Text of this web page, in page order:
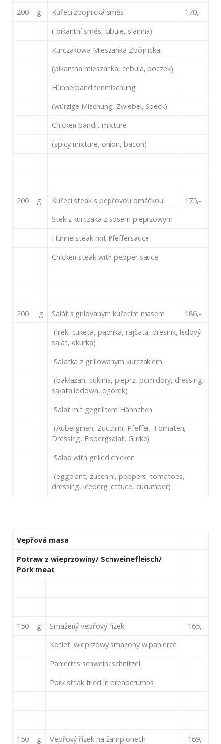
200 g Kuřecí zbojnická směs
170,-
( pikantní směs, cibule, slanina)
Kurczakowa Mieszanka Zbójnicka
(pikantna mieszanka, cebula, boczek)
Hühnerbanditenmischung
(würzige Mischung, Zwiebel, Speck)
Chicken bandit mixture
(spicy mixture, onion, bacon)
200 g Kuřecí steak s pepřovou omáčkou
175,-
Stek z kurczaka z sosem pieprzowym
Hühnersteak mit Pfeffersauce
Chicken steak with pepper sauce
200 g Salát s grilovaným kuřecím masem
186,-
(lilek, cuketa, paprika, rajčata, dresink, ledový
salát, okurka)
Sałatka z grillowanym kurczakiem
(bakłażan, cukinia, pieprz, pomidory, dressing,
sałata lodowa, ogórek)
Salat mit gegrilltem Hähnchen
(Auberginen, Zucchini, Pfeffer, Tomaten,
Dressing, Eisbergsalat, Gurke)
Salad with grilled chicken
(eggplant, zucchini, peppers, tomatoes,
dressing, iceberg lettuce, cucumber)
Vepřová masa
Potraw z wieprzowiny/ Schweinefleisch/
Pork meat
150 g Smažený vepřový řízek
165,-
Kotlet wieprzowy smażony w panierce
Paniertes schweineschnitzel
Pork steak fried in breadcrumbs
150 g Vepřový řízek na žampionech
169,-